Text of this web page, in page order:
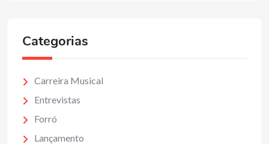
Categorias
Carreira Musical
Entrevistas
Forró
Lançamento